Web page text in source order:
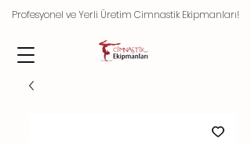
Profesyonel ve Yerli Üretim Cimnastik Ekipmanları!